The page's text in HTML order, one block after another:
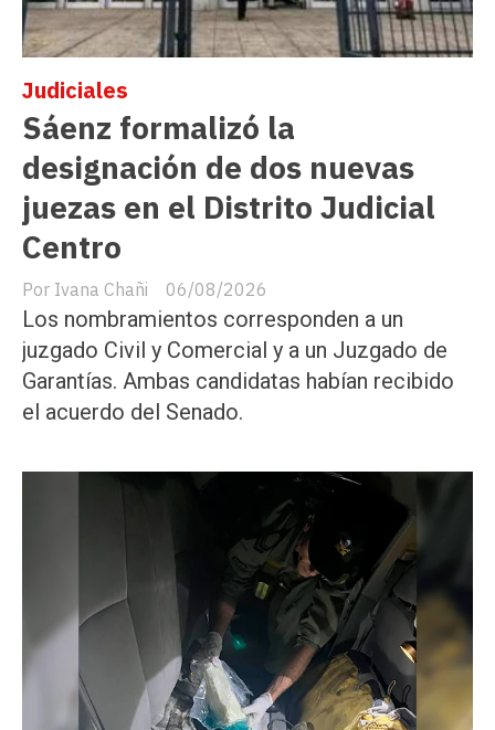
Sáenz formalizó la
designación de dos nuevas
juezas en el Distrito Judicial
Centro
Ivana Chañi
Judiciales
06/08/2026
Los nombramientos corresponden a un
juzgado Civil y Comercial y a un Juzgado de
Garantías. Ambas candidatas habían recibido
el acuerdo del Senado.